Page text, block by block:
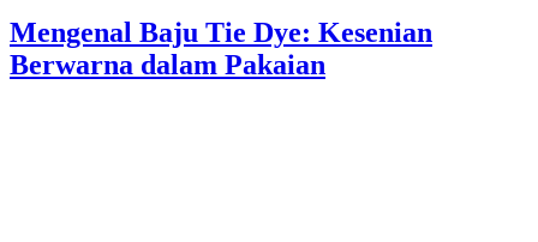
Mengenal Baju Tie Dye: Kesenian
Berwarna dalam Pakaian